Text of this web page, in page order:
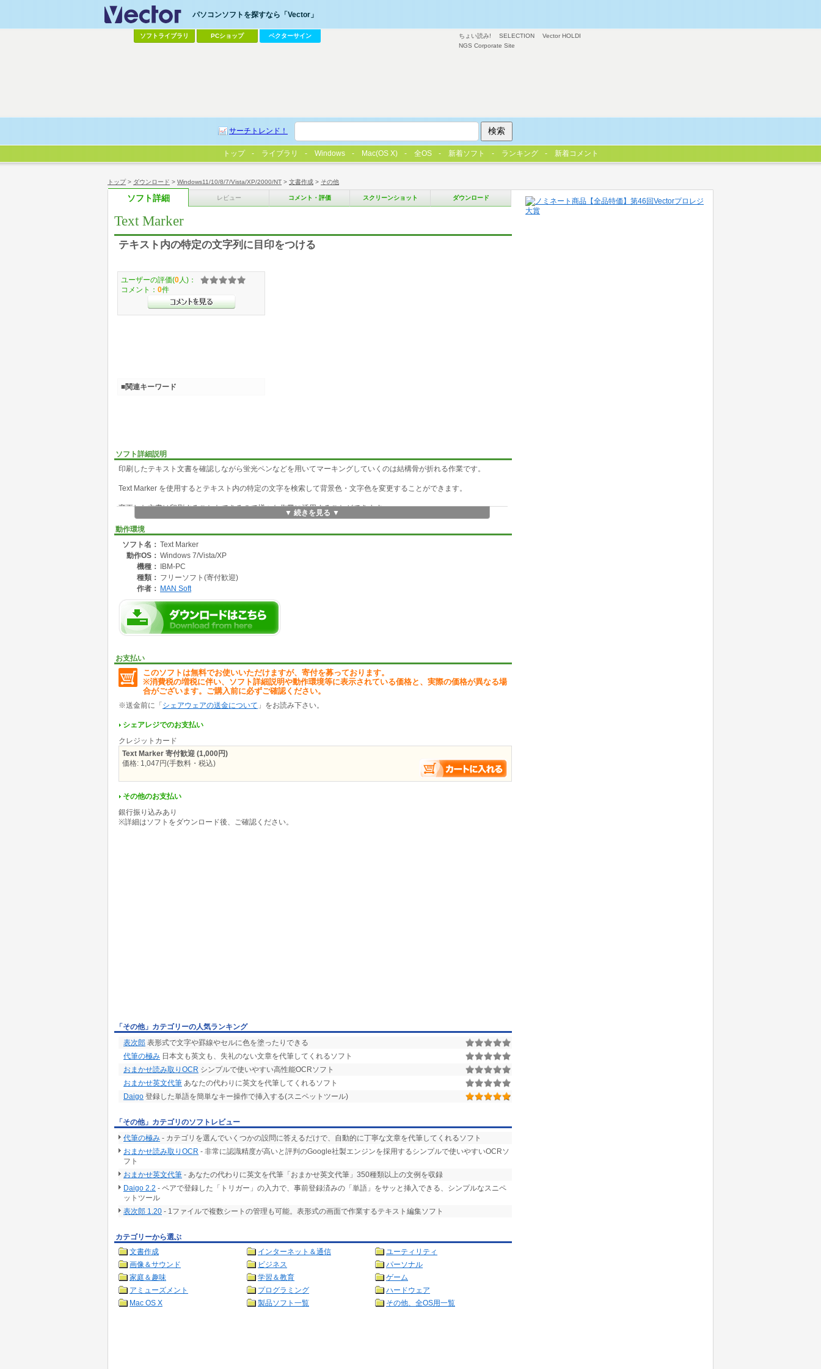
トップ> ダウンロード > Windows11/10/8/7/Vista/XP/2000/NT > 文書作成 > その他
ソフト詳細 レビュー コメント・評価 スクリーンショット ダウンロード
Text Marker
テキスト内の特定の文字列に目印をつける
ソフト詳細説明
印刷したテキスト文書を確認しながら蛍光ペンなどを用いてマーキングしていくのは結構骨が折れる作業です。
Text Marker を使用するとテキスト内の特定の文字を検索して背景色・文字色を変更することができます。
変更した文書は印刷することもできるので様々な作業に活用することができます。
また、作業途中の文書はリッチテキスト形式のファイルに一旦保存して再度開くこともできます。
▼ 続きを見る ▼
動作環境
ソフト名： Text Marker
動作OS： Windows 7/Vista/XP
機種：
IBM-PC
種類： フリーソフト(寄付歓迎)
作者： MAN Soft
お支払い
このソフトは無料でお使いいただけますが、寄付を募っております。
※消費税の増税に伴い、ソフト詳細説明や動作環境等に表示されている価格と、実際の価格が異なる場
合がございます。ご購入前に必ずご確認ください。
※送金前に「 シェアウェアの送金について 」をお読み下さい。
シェアレジでのお支払い
クレジットカード
Text Marker 寄付歓迎 (1,000円)
価格: 1,047円(手数料・税込)
その他のお支払い
銀行振り込みあり
※詳細はソフトをダウンロード後、ご確認ください。
ユーザーの評価(0 人)：
コメント： 0件
■関連キーワード
「その他」カテゴリーの人気ランキング
表次郎 表形式で文字や罫線やセルに色を塗ったりできる
代筆の極み 日本文も英文も、失礼のない文章を代筆してくれるソフト
おまかせ読み取りOCR シンプルで使いやすい高性能OCRソフト
おまかせ英文代筆 あなたの代わりに英文を代筆してくれるソフト
Daigo 登録した単語を簡単なキー操作で挿入する(スニペットツール)
「その他」カテゴリのソフトレビュー
代筆の極み - カテゴリを選んでいくつかの設問に答えるだけで、自動的に丁寧な文章を代筆してくれるソフト
おまかせ読み取りOCR - 非常に認識精度が高いと評判のGoogle社製エンジンを採用するシンプルで使いやすいOCRソ
フト
おまかせ英文代筆 - あなたの代わりに英文を代筆「おまかせ英文代筆」350種類以上の文例を収録
Daigo 2.2 - ペアで登録した「トリガー」の入力で、事前登録済みの「単語」をサッと挿入できる、シンプルなスニペ
ットツール
表次郎 1.20 - 1ファイルで複数シートの管理も可能。表形式の画面で作業するテキスト編集ソフト
カテゴリーから選ぶ
文書作成
インターネット＆通信
ユーティリティ
画像＆サウンド
ビジネス
パーソナル
家庭＆趣味
学習＆教育
ゲーム
アミューズメント
プログラミング
ハードウェア
Mac OS X
製品ソフト一覧 その他、全OS用一覧
ちょい読み! SELECTION
Vector HOLDI
NGS Corporate Site
パソコンソフトを探すなら「Vector」
ソフトライブラリ PCショップ ベクターサイン
サーチトレンド！
トップ ライブラリ Windows Mac(OS X) 全OS 新着ソフト ランキング 新着コメント